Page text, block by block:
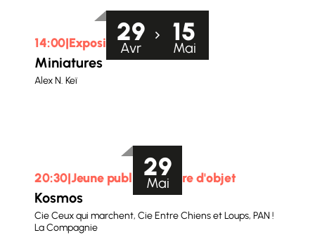
Du
29
Avr au 15
Mai
14:00 Exposition
Miniatures
Alex N. Keï
Le
29
Mai
20:30 Jeune public /Théâtre d'objet
Kosmos
Cie Ceux qui marchent, Cie Entre Chiens et Loups, PAN !
La Compagnie